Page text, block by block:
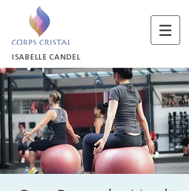
ISABELLE CANDEL